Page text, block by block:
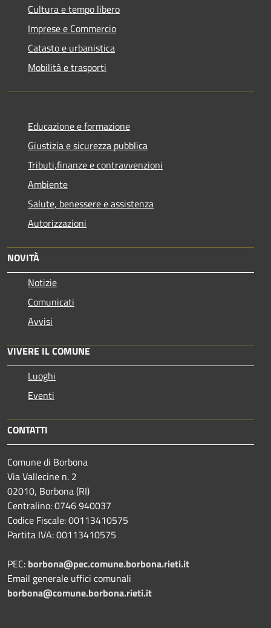
Cultura e tempo libero
Imprese e Commercio
Catasto e urbanistica
Mobilità e trasporti
Educazione e formazione
Giustizia e sicurezza pubblica
Tributi,finanze e contravvenzioni
Ambiente
Salute, benessere e assistenza
Autorizzazioni
NOVITÀ
Notizie
Comunicati
Avvisi
VIVERE IL COMUNE
Luoghi
Eventi
CONTATTI
Comune di Borbona
Via Vallecine n. 2
02010, Borbona (RI)
Centralino: 0746 940037
Codice Fiscale: 00113410575
Partita IVA: 00113410575
PEC: borbona@pec.comune.borbona.rieti.it
Email generale uffici comunali
borbona@comune.borbona.rieti.it